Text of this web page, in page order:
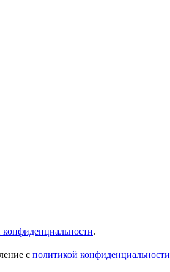
конфиденциальности.
с политикой конфиденциальности